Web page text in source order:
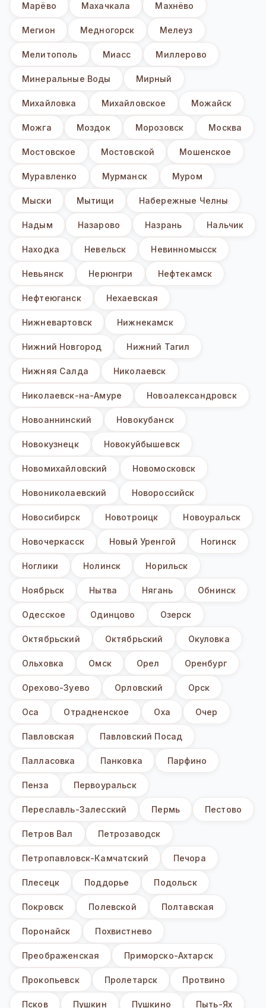
Марёво Махачкала Махнёво
Мегион Медногорск Мелеуз
Мелитополь Миасс Миллерово
Минеральные Воды Мирный
Михайловка Михайловское Можайск
Можга Моздок Морозовск Москва
Мостовское Мостовской Мошенское
Муравленко Мурманск Муром
Мыски Мытищи Набережные Челны
Надым Назарово Назрань Нальчик
Находка Невельск Невинномысск
Невьянск Нерюнгри Нефтекамск
Нефтеюганск Нехаевская
Нижневартовск Нижнекамск
Нижний Новгород Нижний Тагил
Нижняя Салда Николаевск
Николаевск-на-Амуре Новоалександровск
Новоаннинский Новокубанск
Новокузнецк Новокуйбышевск
Новомихайловский Новомосковск
Новониколаевский Новороссийск
Новосибирск Новотроицк Новоуральск
Новочеркасск Новый Уренгой Ногинск
Ноглики Нолинск Норильск
Ноябрьск Нытва Нягань Обнинск
Одесское Одинцово Озерск
Октябрьский Октябрьский Окуловка
Ольховка Омск Орел Оренбург
Орехово-Зуево Орловский Орск
Оса Отрадненское Оха Очер
Павловская Павловский Посад
Палласовка Панковка Парфино
Пенза Первоуральск
Переславль-Залесский Пермь Пестово
Петров Вал Петрозаводск
Петропавловск-Камчатский Печора
Плесецк Поддорье Подольск
Покровск Полевской Полтавская
Поронайск Похвистнево
Преображенская Приморско-Ахтарск
Прокопьевск Пролетарск Протвино
Псков Пушкин Пушкино Пыть-Ях